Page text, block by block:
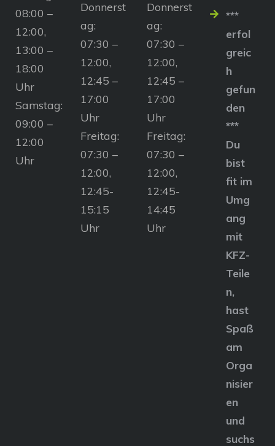
08:00 –
12:00,
13:00 –
18:00
Uhr
Samstag:
09:00 –
12:00
Uhr
Donnerst
ag:
07:30 –
12:00,
12:45 –
17:00
Uhr
Freitag:
07:30 –
12:00,
12:45-
15:15
Uhr
Donnerst
ag:
07:30 –
12:00,
12:45 –
17:00
Uhr
Freitag:
07:30 –
12:00,
12:45-
14:45
Uhr
***
erfol
greic
h
gefun
den
***
Du
bist
fit im
Umg
ang
mit
KFZ-
Teile
n,
hast
Spaß
am
Orga
nisier
en
und
suchs